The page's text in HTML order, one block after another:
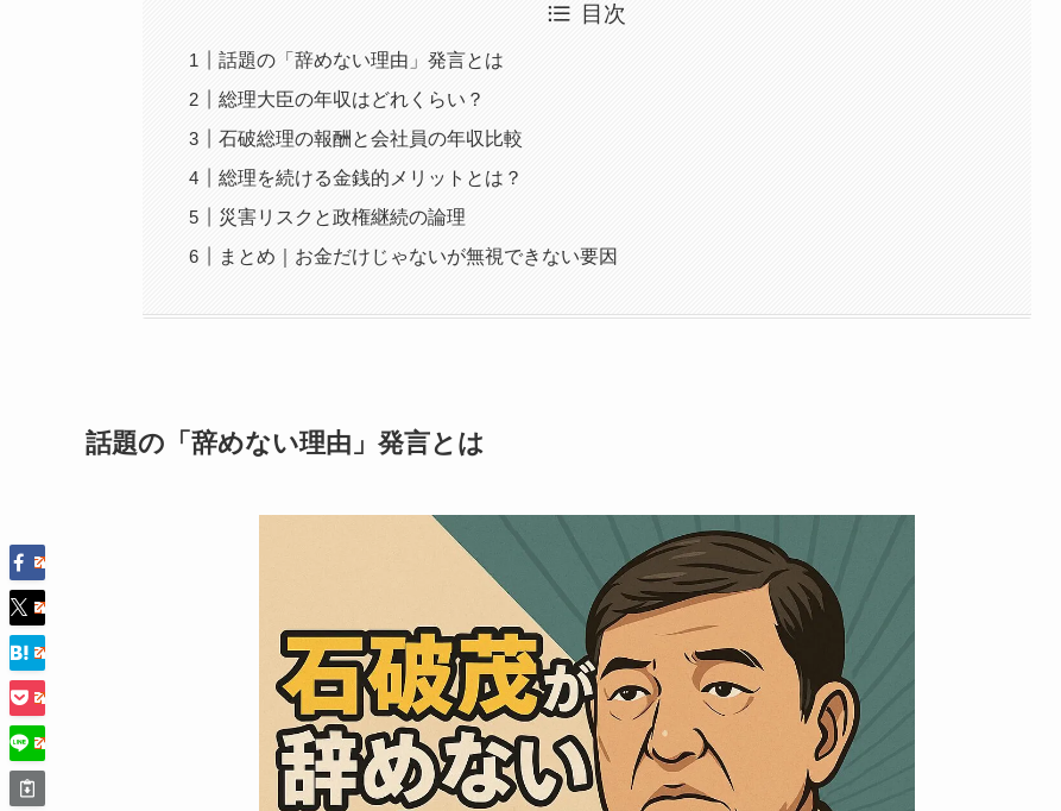
目次
話題の「辞めない理由」発言とは
総理大臣の年収はどれくらい？
石破総理の報酬と会社員の年収比較
総理を続ける金銭的メリットとは？
災害リスクと政権継続の論理
まとめ｜お金だけじゃないが無視できない要因
話題の「辞めない理由」発言とは